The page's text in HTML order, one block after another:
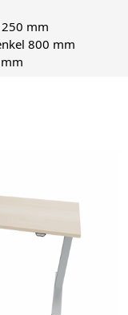
mm
800 mm